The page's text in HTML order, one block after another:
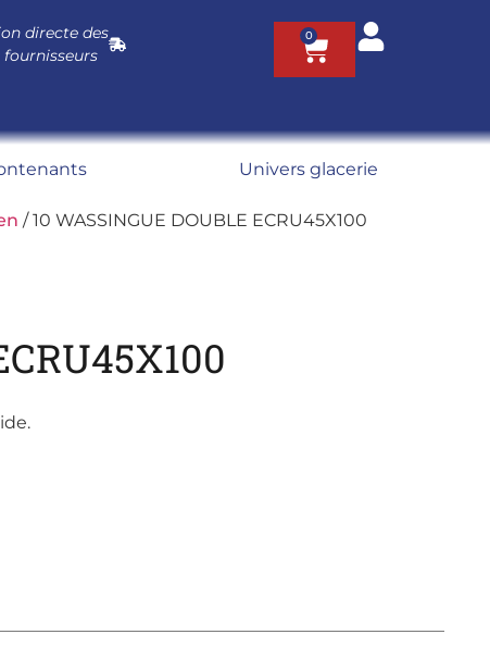
directe des
fournisseurs
0
Univers glacerie
/ 10 WASSINGUE DOUBLE ECRU45X100